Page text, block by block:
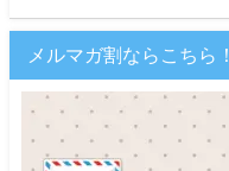
メルマガ割ならこちら！